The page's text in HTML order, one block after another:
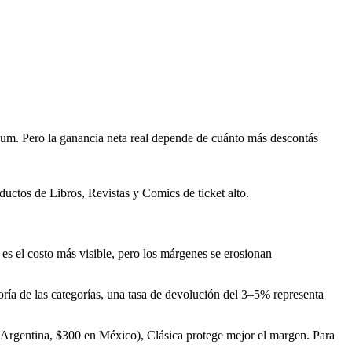
Pero la ganancia neta real depende de cuánto más descontás
de Libros, Revistas y Comics de ticket alto.
el costo más visible, pero los márgenes se erosionan
de las categorías, una tasa de devolución del 3–5% representa
$300 en México), Clásica protege mejor el margen. Para